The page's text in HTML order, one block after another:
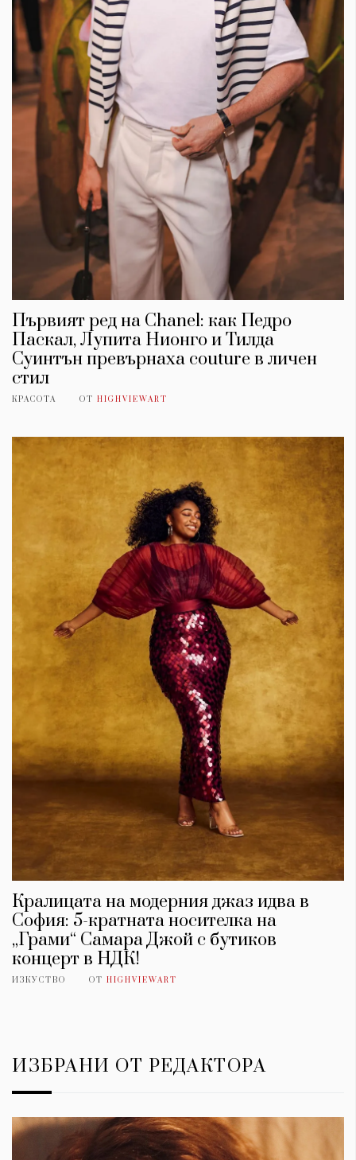
Първият ред на Chanel: как Педро
Паскал, Лупита Нионго и Тилда
Суинтън превърнаха couture в личен
стил
КРАСОТА ОТ HIGHVIEWART
Кралицата на модерния джаз идва в
София: 5-кратната носителка на
„Грами“ Самара Джой с бутиков
концерт в НДК!
ИЗКУСТВО ОТ HIGHVIEWART
ИЗБРАНИ ОТ РЕДАКТОРА